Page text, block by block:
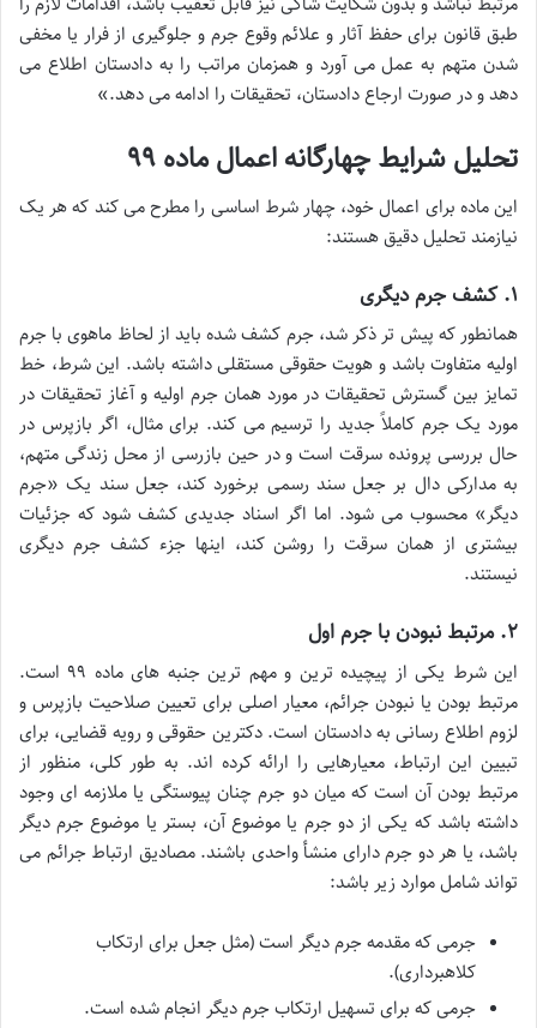
طبق قانون برای حفظ آثار و علائم وقوع جرم و جلوگیری از فرار یا مخفی
شدن متهم به عمل می آورد و همزمان مراتب را به دادستان اطلاع می
دهد و در صورت ارجاع دادستان، تحقیقات را ادامه می دهد.»
تحلیل شرایط چهارگانه اعمال ماده ۹۹
این ماده برای اعمال خود، چهار شرط اساسی را مطرح می کند که هر یک
نیازمند تحلیل دقیق هستند:
۱. کشف جرم دیگری
همانطور که پیش تر ذکر شد، جرم کشف شده باید از لحاظ ماهوی با جرم
اولیه متفاوت باشد و هویت حقوقی مستقلی داشته باشد. این شرط، خط
تمایز بین گسترش تحقیقات در مورد همان جرم اولیه و آغاز تحقیقات در
مورد یک جرم کاملاً جدید را ترسیم می کند. برای مثال، اگر بازپرس در
حال بررسی پرونده سرقت است و در حین بازرسی از محل زندگی متهم،
به مدارکی دال بر جعل سند رسمی برخورد کند، جعل سند یک «جرم
دیگر» محسوب می شود. اما اگر اسناد جدیدی کشف شود که جزئیات
بیشتری از همان سرقت را روشن کند، اینها جزء کشف جرم دیگری
نیستند.
۲. مرتبط نبودن با جرم اول
این شرط یکی از پیچیده ترین و مهم ترین جنبه های ماده ۹۹ است.
مرتبط بودن یا نبودن جرائم، معیار اصلی برای تعیین صلاحیت بازپرس و
لزوم اطلاع رسانی به دادستان است. دکترین حقوقی و رویه قضایی، برای
تبیین این ارتباط، معیارهایی را ارائه کرده اند. به طور کلی، منظور از
مرتبط بودن آن است که میان دو جرم چنان پیوستگی یا ملازمه ای وجود
داشته باشد که یکی از دو جرم یا موضوع آن، بستر یا موضوع جرم دیگر
باشد، یا هر دو جرم دارای منشأ واحدی باشند. مصادیق ارتباط جرائم می
تواند شامل موارد زیر باشد:
جرمی که مقدمه جرم دیگر است (مثل جعل برای ارتکاب
کلاهبرداری).
جرمی که برای تسهیل ارتکاب جرم دیگر انجام شده است.